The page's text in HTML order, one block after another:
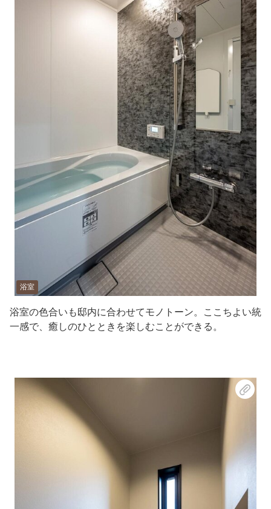
浴室
浴室の色合いも邸内に合わせてモノトーン。ここちよい統
一感で、癒しのひとときを楽しむことができる。